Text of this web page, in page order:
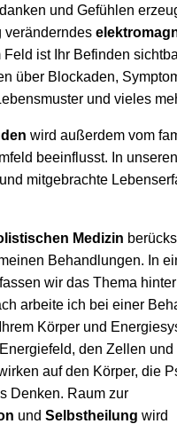
und Gefühlen
veränderndes
Feld ist Ihr Befinden
über Blockaden,
und vieles
wird außerdem vom
beeinflusst. In
mitgebrachte
Medizin
Behandlungen. In
wir das Thema
arbeite ich bei einer
Körper und
den Zellen und
auf den Körper, die
Denken. Raum zur
und Selbstheilung wird